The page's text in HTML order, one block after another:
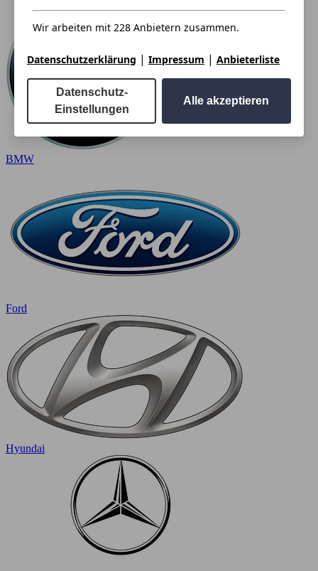
BMW
Ford
Hyundai
Wir arbeiten mit 228 Anbietern zusammen.
Datenschutzerklärung | Impressum | Anbieterliste
Datenschutz-
Einstellungen
Alle akzeptieren